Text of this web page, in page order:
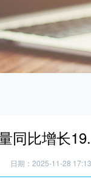
同比增长
日期：2025-11-28